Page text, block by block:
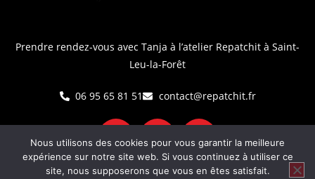
Prendre rendez-vous avec Tanja à l’atelier Repatchit à Saint-
Leu-la-Forêt
06 95 65 81 51 contact@repatchit.fr
Nous utilisons des cookies pour vous garantir la meilleure
expérience sur notre site web. Si vous continuez à utiliser ce
site, nous supposerons que vous en êtes satisfait.